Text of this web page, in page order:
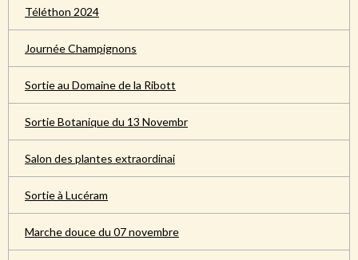
Téléthon 2024
Journée Champignons
Sortie au Domaine de la Ribott
Sortie Botanique du 13 Novembr
Salon des plantes extraordinai
Sortie à Lucéram
Marche douce du 07 novembre